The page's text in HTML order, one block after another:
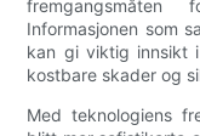
fremgangsmåten
Informasjonen som
kan gi viktig innsikt
kostbare skader og
Med teknologiens